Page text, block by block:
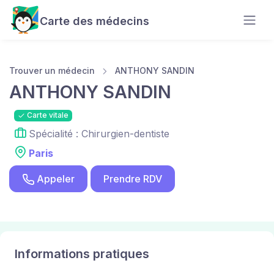
Carte des médecins
Trouver un médecin ANTHONY SANDIN
ANTHONY SANDIN
Carte vitale
Spécialité : Chirurgien-dentiste
Paris
Appeler Prendre RDV
Informations pratiques